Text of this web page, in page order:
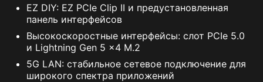
EZ DIY: EZ PCIe Clip II и предустановленная
панель интерфейсов
Высокоскоростные интерфейсы: слот PCIe 5.0
и Lightning Gen 5 x4 M.2
5G LAN: стабильное сетевое подключение для
широкого спектра приложений